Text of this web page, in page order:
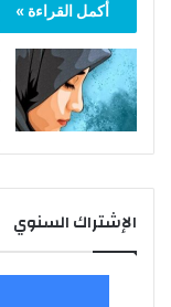
أكمل القراءة »
الإشتراك السنوي